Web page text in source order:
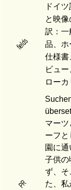
fields
ドイ
と映像
訳：一
品、ホ
仕様書
ビュ
ロー
PR
マー
ーフ
園に通
子供の
ず、そ
た、